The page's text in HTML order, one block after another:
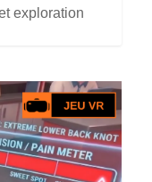
exploration